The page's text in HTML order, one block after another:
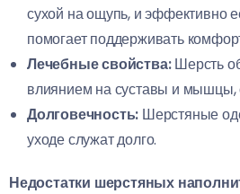
сухой на ощупь, и эффективно
помогает поддерживать
Лечебные свойства:Шерсть
влиянием на суставы и мышцы,
Долговечность: Шерстяные
уходе служат долго.
Недостатки шерстяных